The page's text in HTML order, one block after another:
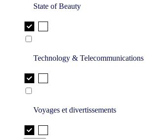
State of Beauty
Technology & Telecommunications
Voyages et divertissements